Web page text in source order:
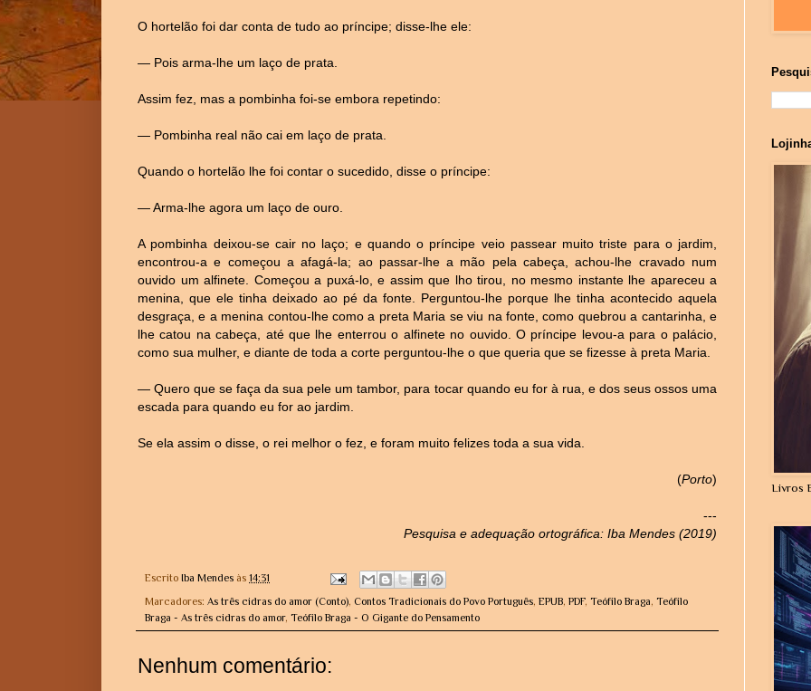
O hortelão foi dar conta de tudo ao príncipe; disse-lhe ele:
— Pois arma-lhe um laço de prata.
Assim fez, mas a pombinha foi-se embora repetindo:
— Pombinha real não cai em laço de prata.
Quando o hortelão lhe foi contar o sucedido, disse o príncipe:
— Arma-lhe agora um laço de ouro.
A pombinha deixou-se cair no laço; e quando o príncipe veio passear muito triste para o jardim,
encontrou-a e começou a afagá-la; ao passar-lhe a mão pela cabeça, achou-lhe cravado num
ouvido um alfinete. Começou a puxá-lo, e assim que lho tirou, no mesmo instante lhe apareceu a
menina, que ele tinha deixado ao pé da fonte. Perguntou-lhe porque lhe tinha acontecido aquela
desgraça, e a menina contou-lhe como a preta Maria se viu na fonte, como quebrou a cantarinha, e
lhe catou na cabeça, até que lhe enterrou o alfinete no ouvido. O príncipe levou-a para o palácio,
como sua mulher, e diante de toda a corte perguntou-lhe o que queria que se fizesse à preta Maria.
— Quero que se faça da sua pele um tambor, para tocar quando eu for à rua, e dos seus ossos uma
escada para quando eu for ao jardim.
Se ela assim o disse, o rei melhor o fez, e foram muito felizes toda a sua vida.
(Porto)
---
Pesquisa e adequação ortográfica: Iba Mendes (2019)
Escrito Iba Mendes às 14:31
Marcadores: As três cidras do amor (Conto), Contos Tradicionais do Povo Português, EPUB, PDF, Teófilo Braga, Teófilo
Braga - As três cidras do amor, Teófilo Braga - O Gigante do Pensamento
Nenhum comentário:
Livros